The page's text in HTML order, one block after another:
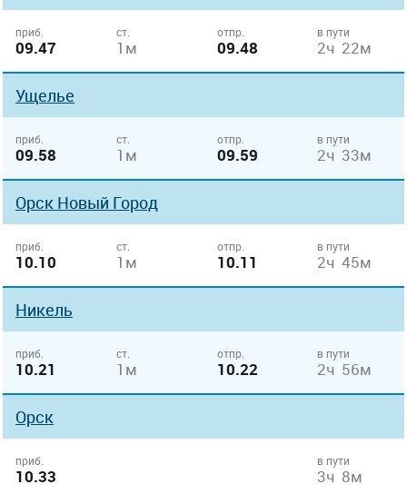
приб.
09.47
ст.
1м
отпр.
09.48
в пути
2ч 22м
Ущелье
приб.
09.58
ст.
1м
отпр.
09.59
в пути
2ч 33м
Орск Новый Город
приб.
10.10
ст.
1м
отпр.
10.11
в пути
2ч 45м
Никель
приб.
10.21
ст.
1м
отпр.
10.22
в пути
2ч 56м
Орск
приб.
10.33
в пути
3ч 8м